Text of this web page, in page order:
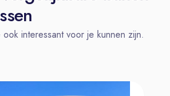
klant graag verder. Heb je
dus al ervaring
met je (bij)baan in de
of VWO en heb je
interessant voor je kunnen zijn.